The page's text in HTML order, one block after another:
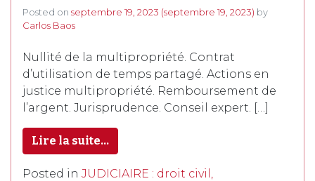
Posted on septembre 19, 2023 (septembre 19, 2023) by
Carlos Baos
Nullité de la multipropriété. Contrat
d’utilisation de temps partagé. Actions en
justice multipropriété. Remboursement de
l’argent. Jurisprudence. Conseil expert. […]
Lire la suite…
Posted in JUDICIAIRE : droit civil,